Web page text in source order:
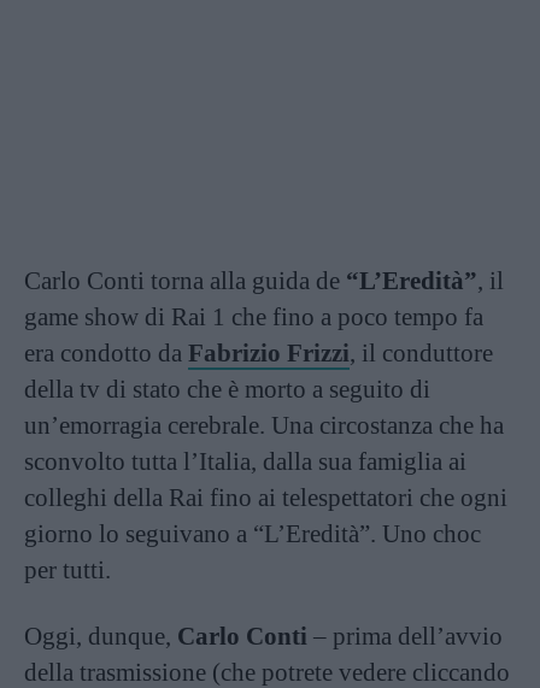
Carlo Conti torna alla guida de “L’Eredità”, il
game show di Rai 1 che fino a poco tempo fa
era condotto da Fabrizio Frizzi, il conduttore
della tv di stato che è morto a seguito di
un’emorragia cerebrale. Una circostanza che ha
sconvolto tutta l’Italia, dalla sua famiglia ai
colleghi della Rai fino ai telespettatori che ogni
giorno lo seguivano a “L’Eredità”. Uno choc
per tutti.
Oggi, dunque, Carlo Conti – prima dell’avvio
della trasmissione (che potrete vedere cliccando